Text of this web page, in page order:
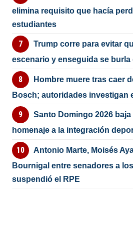
elimina requisito que hacía
estudiantes
Trump corre para evitar
escenario y enseguida se burla
Hombre muere tras caer
Bosch; autoridades investigan
Santo Domingo 2026
homenaje a la integración
Antonio Marte, Moisés
Bournigal entre senadores a
suspendió el RPE